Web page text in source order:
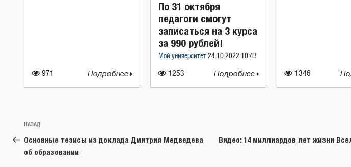
971 Подробнее 1253
По 31 октября
педагоги смогут
записаться на 3 курса
за 990 рублей!
Мой университет 24.10.2022 10:43
Подробнее 1346
Навигация
по
записям
Предыдущая
запись:
НАЗАД
Основные тезисы из доклада Дмитрия Медведева
об образовании
Видео: 14 миллиардов лет жизни